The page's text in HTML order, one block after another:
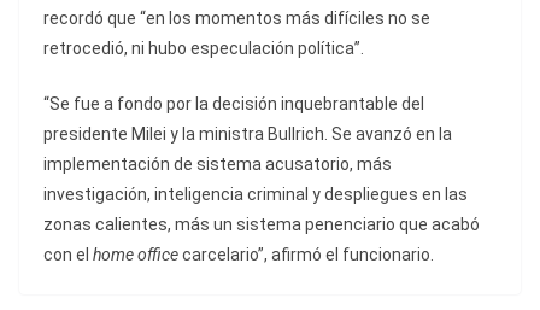
recordó que “en los momentos más difíciles no se
retrocedió, ni hubo especulación política”.
“Se fue a fondo por la decisión inquebrantable del
presidente Milei y la ministra Bullrich. Se avanzó en la
implementación de sistema acusatorio, más
investigación, inteligencia criminal y despliegues en las
zonas calientes, más un sistema penenciario que acabó
con el home officecarcelario”, afirmó el funcionario.